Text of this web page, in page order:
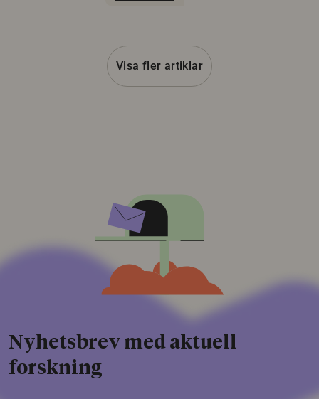
Visa fler artiklar
Nyhetsbrev med aktuell
forskning